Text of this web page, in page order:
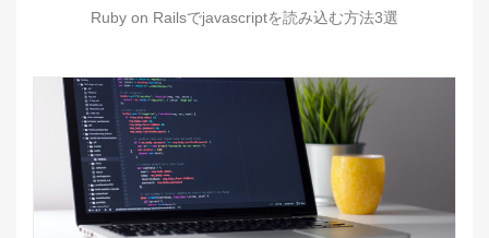
Ruby on Railsでjavascriptを読み込む方法3選